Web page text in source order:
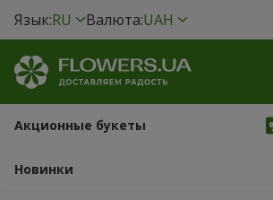
Язык:RU Валюта:UAH
Акционные букеты
Новинки